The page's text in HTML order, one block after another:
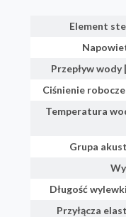
Element
Przepływ wody
Ciśnienie
Temperatura
Grupa
Długość
Przyłącza